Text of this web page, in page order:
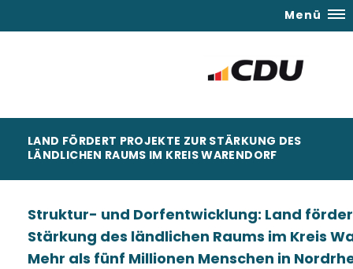
Menü
LAND FÖRDERT PROJEKTE ZUR STÄRKUNG DES
LÄNDLICHEN RAUMS IM KREIS WARENDORF
Struktur- und Dorfentwicklung: Land
Stärkung des ländlichen Raums im Kreis
Mehr als fünf Millionen Menschen in